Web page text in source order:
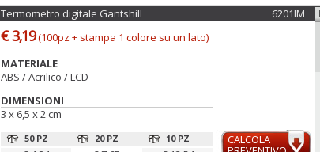
Termometro digitale Gantshill 6201IM
€ 3,19(100pz + stampa 1 colore su un lato)
MATERIALE
ABS / Acrilico / LCD
DIMENSIONI
3 x 6,5 x 2 cm
50 PZ 20 PZ 10 PZ CALCOLA